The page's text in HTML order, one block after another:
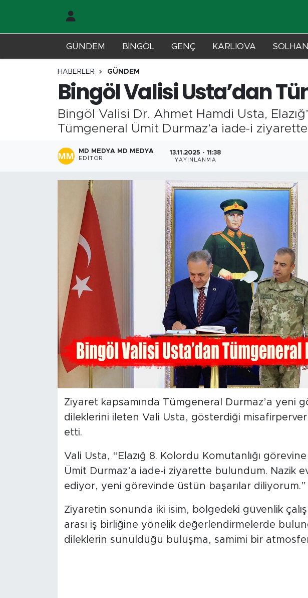
GÜNDEM BİNGÖL GENÇ KARLIOVA SOLHAN
HABERLER GÜNDEM
Bingöl Valisi Usta’dan
Bingöl Valisi Dr. Ahmet Hamdi Usta,
Tümgeneral Ümit Durmaz’a iade-i
MD MEDYA MD MEDYA
EDITÖR
13.11.2025 - 11:38
YAYINLANMA
Ziyaret kapsamında Tümgeneral Durmaz’a yeni
dileklerini ileten Vali Usta, gösterdiği
etti.
Vali Usta, “Elazığ 8. Kolordu Komutanlığı
Ümit Durmaz’a iade-i ziyarette bulundum. Nazik
ediyor, yeni görevinde üstün başarılar diliyorum.”
Ziyaretin sonunda iki isim, bölgedeki güvenlik
arası iş birliğine yönelik değerlendirmelerde
dileklerin sunulduğu buluşma, samimi bir
Karlıova
Yayladere-Yedisu
MD Prestij Dergisi
Ekonomi
Hava Durumu
Bingöl Kaza Haberleri
Merkez Trafik Yoğunluk Haritası
Süper Lig Puan Durumu ve Fikstür
Son Dakika Haberleri